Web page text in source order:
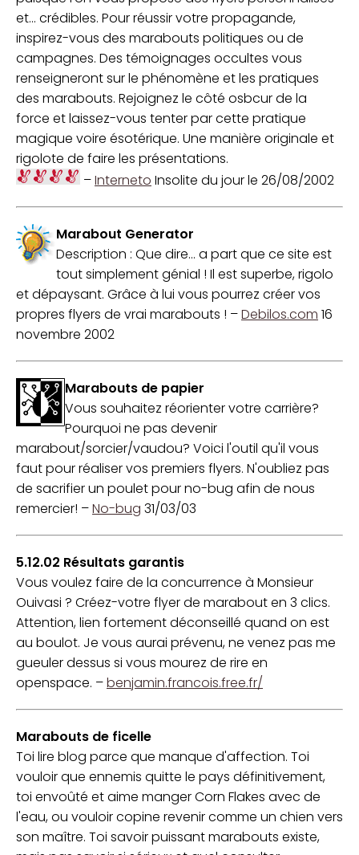
et... crédibles. Pour réussir votre propagande,
inspirez-vous des marabouts politiques ou de
campagnes. Des témoignages occultes vous
renseigneront sur le phénomène et les pratiques
des marabouts. Rejoignez le côté osbcur de la
force et laissez-vous tenter par cette pratique
magique voire ésotérique. Une manière originale et
rigolote de faire les présentations.
–Interneto Insolite du jour le 26/08/2002
Marabout Generator
Description : Que dire... a part que ce site est
tout simplement génial ! Il est superbe, rigolo
et dépaysant. Grâce à lui vous pourrez créer vos
propres flyers de vrai marabouts ! –Debilos.com 16
novembre 2002
Marabouts de papier
Vous souhaitez réorienter votre carrière?
Pourquoi ne pas devenir
marabout/sorcier/vaudou? Voici l'outil qu'il vous
faut pour réaliser vos premiers flyers. N'oubliez pas
de sacrifier un poulet pour no-bug afin de nous
remercier! –No-bug 31/03/03
5.12.02 Résultats garantis
Vous voulez faire de la concurrence à Monsieur
Ouivasi ? Créez-votre flyer de marabout en 3 clics.
Attention, lien fortement déconseillé quand on est
au boulot. Je vous aurai prévenu, ne venez pas me
gueuler dessus si vous mourez de rire en
openspace. –benjamin.francois.free.fr/
Marabouts de ficelle
Toi lire blog parce que manque d'affection. Toi
vouloir que ennemis quitte le pays définitivement,
toi envoûté et aime manger Corn Flakes avec de
l'eau, ou vouloir copine revenir comme un chien vers
son maître. Toi savoir puissant marabouts existe,